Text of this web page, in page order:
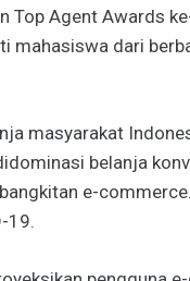
Top Agent Awards
mahasiswa dari
masyarakat
belanja
e-
19.